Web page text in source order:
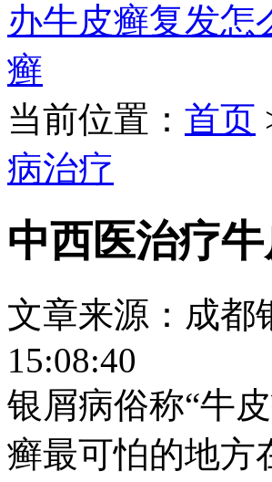
办牛皮癣复发怎
癣
当前位置： 首页
病治疗
中西医治疗
文章来源：成都
15:08:40
银屑病俗称“牛
癣最可怕的地方